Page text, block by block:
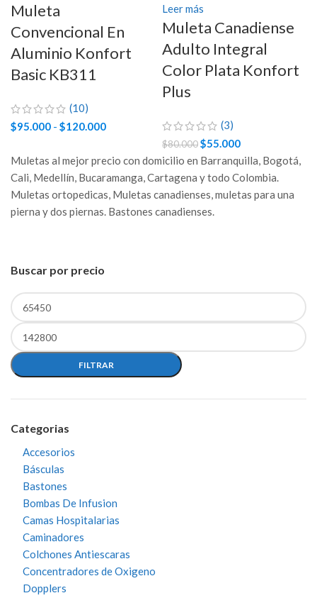
Buscar por precio
Precio
mínimo
Precio
máximo
FILTRAR
Categorias
Accesorios
Básculas
Bastones
Bombas De Infusion
Camas Hospitalarias
Caminadores
Colchones Antiescaras
Concentradores de Oxigeno
Dopplers
tiene
variantes.
en
la
página
de
Muleta
Convencional En
Aluminio Konfort
Basic KB311
(10)
$95.000 - $120.000
precios:
desde
$95.000
hasta
Leer más
Muleta Canadiense
Adulto Integral
Color Plata Konfort
Plus
(3)
$80.000El
precio
original
era:
$80.000.
$55.000
precio
actual
es:
Muletas al mejor precio con domicilio en Barranquilla, Bogotá,
Cali, Medellín, Bucaramanga, Cartagena y todo Colombia.
Muletas ortopedicas, Muletas canadienses, muletas para una
pierna y dos piernas. Bastones canadienses.